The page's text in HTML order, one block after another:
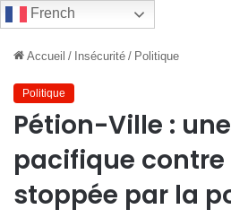
French
Accueil / Insécurité / Politique
Politique
Pétion-Ville :
pacifique contre
stoppée par la